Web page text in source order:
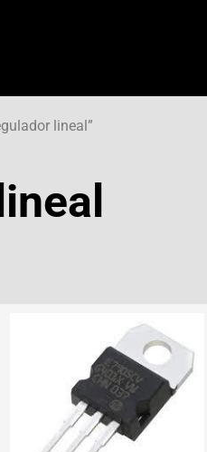
lineal”